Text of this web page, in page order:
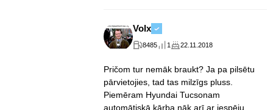
Volx
8485 1 22.11.2018
Pričom tur nemāk braukt? Ja pa pilsētu
pārvietojies, tad tas milzīgs pluss.
Piemēram Hyundai Tucsonam
automātiskā kārba nāk arī ar iespēju